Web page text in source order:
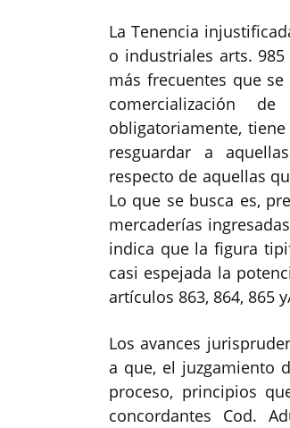
La Tenencia
o industriales arts.
más frecuentes que
comercialización
obligatoriamente,
resguardar a
respecto de aquellas
Lo que se busca es,
mercaderías
indica que la figura
casi espejada la
artículos 863, 864, 865
Los avances
a que, el juzgamiento
proceso, principios
concordantes Cod.